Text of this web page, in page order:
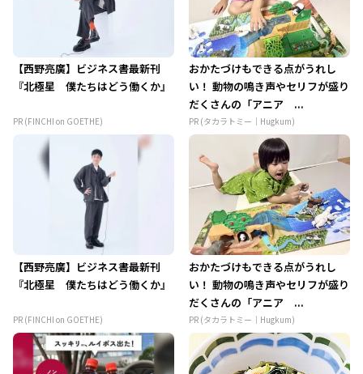
【西野亮廣】ビジネス書最新刊
『北極星 僕たちはどう働くか』
PR (FINCHI on GOETHE)
おかたづけもできる点がうれし
い！ 動物の鳴き声やセリフが盛り
だくさんの「アニア ...
PR (タカラトミー｜Hugkum)
【西野亮廣】ビジネス書最新刊
『北極星 僕たちはどう働くか』
PR (FINCHI on GOETHE)
おかたづけもできる点がうれし
い！ 動物の鳴き声やセリフが盛り
だくさんの「アニア ...
PR (タカラトミー｜Hugkum)